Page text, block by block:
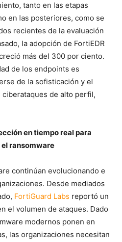
tanto en las etapas
en las posteriores, como se
recientes de la evaluación
la adopción de FortiEDR
más del 300 por ciento.
de los endpoints es
de la sofisticación y el
de alto perfil,
en tiempo real para
ransomware
continúan evolucionando e
Desde mediados
FortiGuard Labs reportó un
el volumen de ataques. Dado
modernos ponen en
las organizaciones necesitan